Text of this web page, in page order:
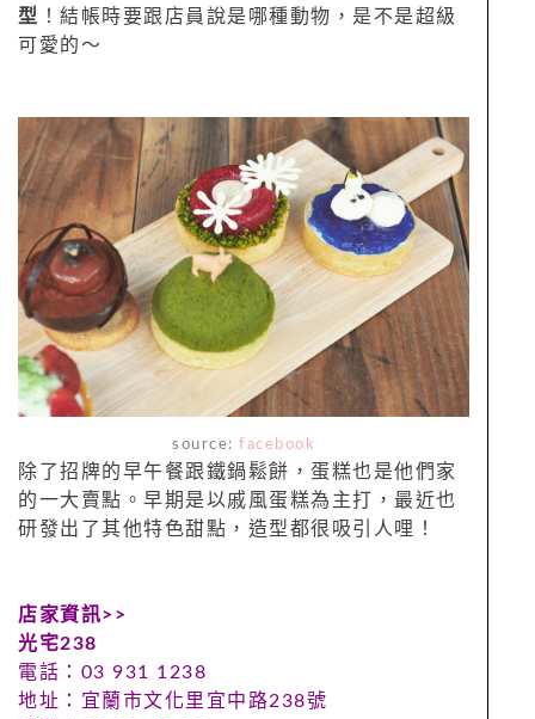
型
！結帳時要跟店員說是哪種動物，是不是超級
可愛的～
source: facebook
除了招牌的早午餐跟鐵鍋鬆餅，蛋糕也是他們家
的一大賣點。早期是以戚風蛋糕為主打，最近也
研發出了其他特色甜點，造型都很吸引人哩！
店家資訊>>
光宅238
電話：03 931 1238
地址：宜蘭市文化里宜中路238號